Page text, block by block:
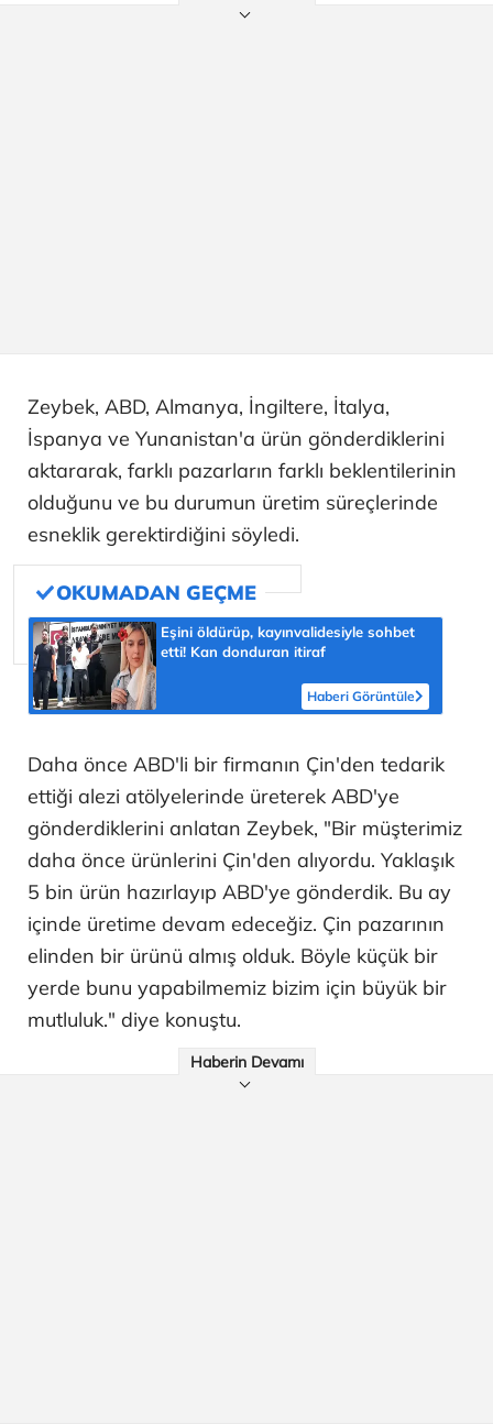
Zeybek, ABD, Almanya, İngiltere, İtalya,
İspanya ve Yunanistan'a ürün gönderdiklerini
aktararak, farklı pazarların farklı beklentilerinin
olduğunu ve bu durumun üretim süreçlerinde
esneklik gerektirdiğini söyledi.
Eşini öldürüp, kayınvalidesiyle sohbet
etti! Kan donduran itiraf
Haberi Görüntüle
Daha önce ABD'li bir firmanın Çin'den tedarik
ettiği alezi atölyelerinde üreterek ABD'ye
gönderdiklerini anlatan Zeybek, "Bir müşterimiz
daha önce ürünlerini Çin'den alıyordu. Yaklaşık
5 bin ürün hazırlayıp ABD'ye gönderdik. Bu ay
içinde üretime devam edeceğiz. Çin pazarının
elinden bir ürünü almış olduk. Böyle küçük bir
yerde bunu yapabilmemiz bizim için büyük bir
mutluluk." diye konuştu.
Haberin Devamı